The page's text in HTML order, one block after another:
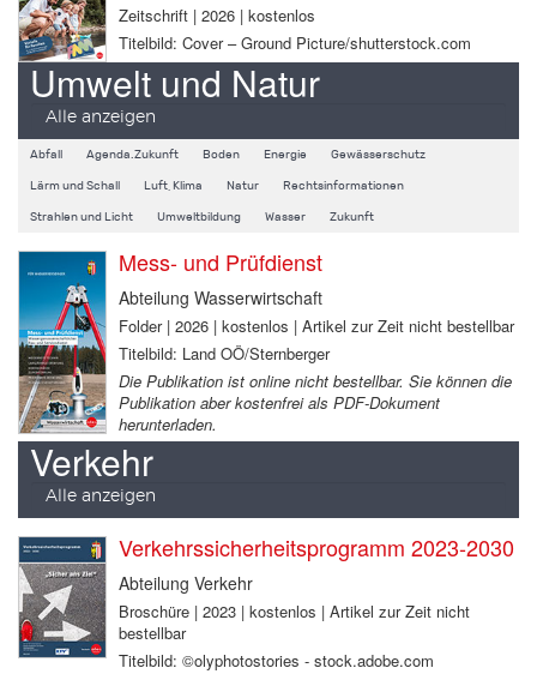
Zeitschrift | 2026 | kostenlos
Titelbild: Cover – Ground Picture/shutterstock.com
Umwelt und Natur
Alle anzeigen
Abfall Agenda.Zukunft Boden Energie Gewässerschutz
Lärm und Schall Luft, Klima Natur Rechtsinformationen
Strahlen und Licht Umweltbildung Wasser Zukunft
Mess- und Prüfdienst
Abteilung Wasserwirtschaft
Folder | 2026 | kostenlos | Artikel zur Zeit nicht bestellbar
Titelbild: Land OÖ/Sternberger
Die Publikation ist online nicht bestellbar. Sie können die
Publikation aber kostenfrei als PDF-Dokument
herunterladen.
Verkehr
Alle anzeigen
Verkehrssicherheitsprogramm 2023-2030
Abteilung Verkehr
Broschüre | 2023 | kostenlos | Artikel zur Zeit nicht
bestellbar
Titelbild: ©olyphotostories - stock.adobe.com